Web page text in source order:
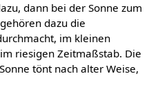
dann bei der Sonne zum
dazu die
im kleinen
riesigen Zeitmaßstab. Die
tönt nach alter Weise,